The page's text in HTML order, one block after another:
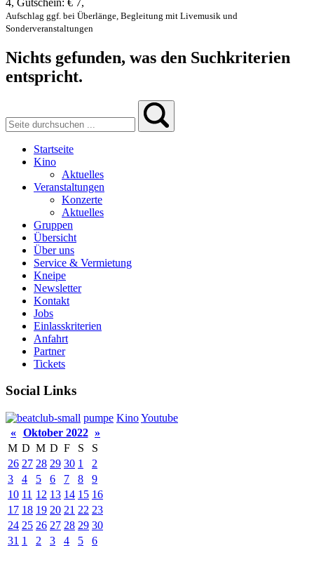
Aufschlag ggf. bei Überlänge, Begleitung mit Livemusik und
Sonderveranstaltungen
Nichts gefunden, was den Suchkriterien
entspricht.
Startseite
Kino
Aktuelles
Veranstaltungen
Konzerte
Aktuelles
Gruppen
Übersicht
Über uns
Service & Vermietung
Kneipe
Newsletter
Kontakt
Jobs
Einlasskriterien
Anfahrt
Partner
Tickets
Social Links
pumpe KinoYoutube
« Oktober 2022 »
M D M D F S
S
26 27 28 29 30 1
2
3
4 5 6 7 8
9
10 11 12 13 14 15 16
17 18 19 20 21 22 23
24 25 26 27 28 29 30
31 1 2 3 4 5 6